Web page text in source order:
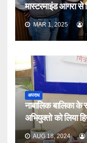
मास्टरमाइंड आगरा से
MAR 1, 2025
अपराध
नाबालिक बालिका के
अभियुक्तो को लिया
AUG 18, 2024